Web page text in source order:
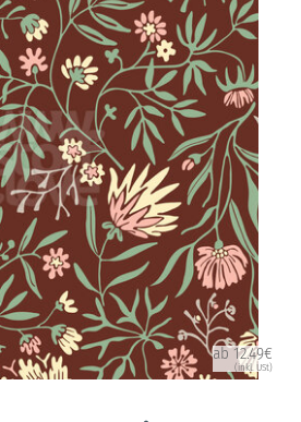
ab 12.49€
(inkl. USt)